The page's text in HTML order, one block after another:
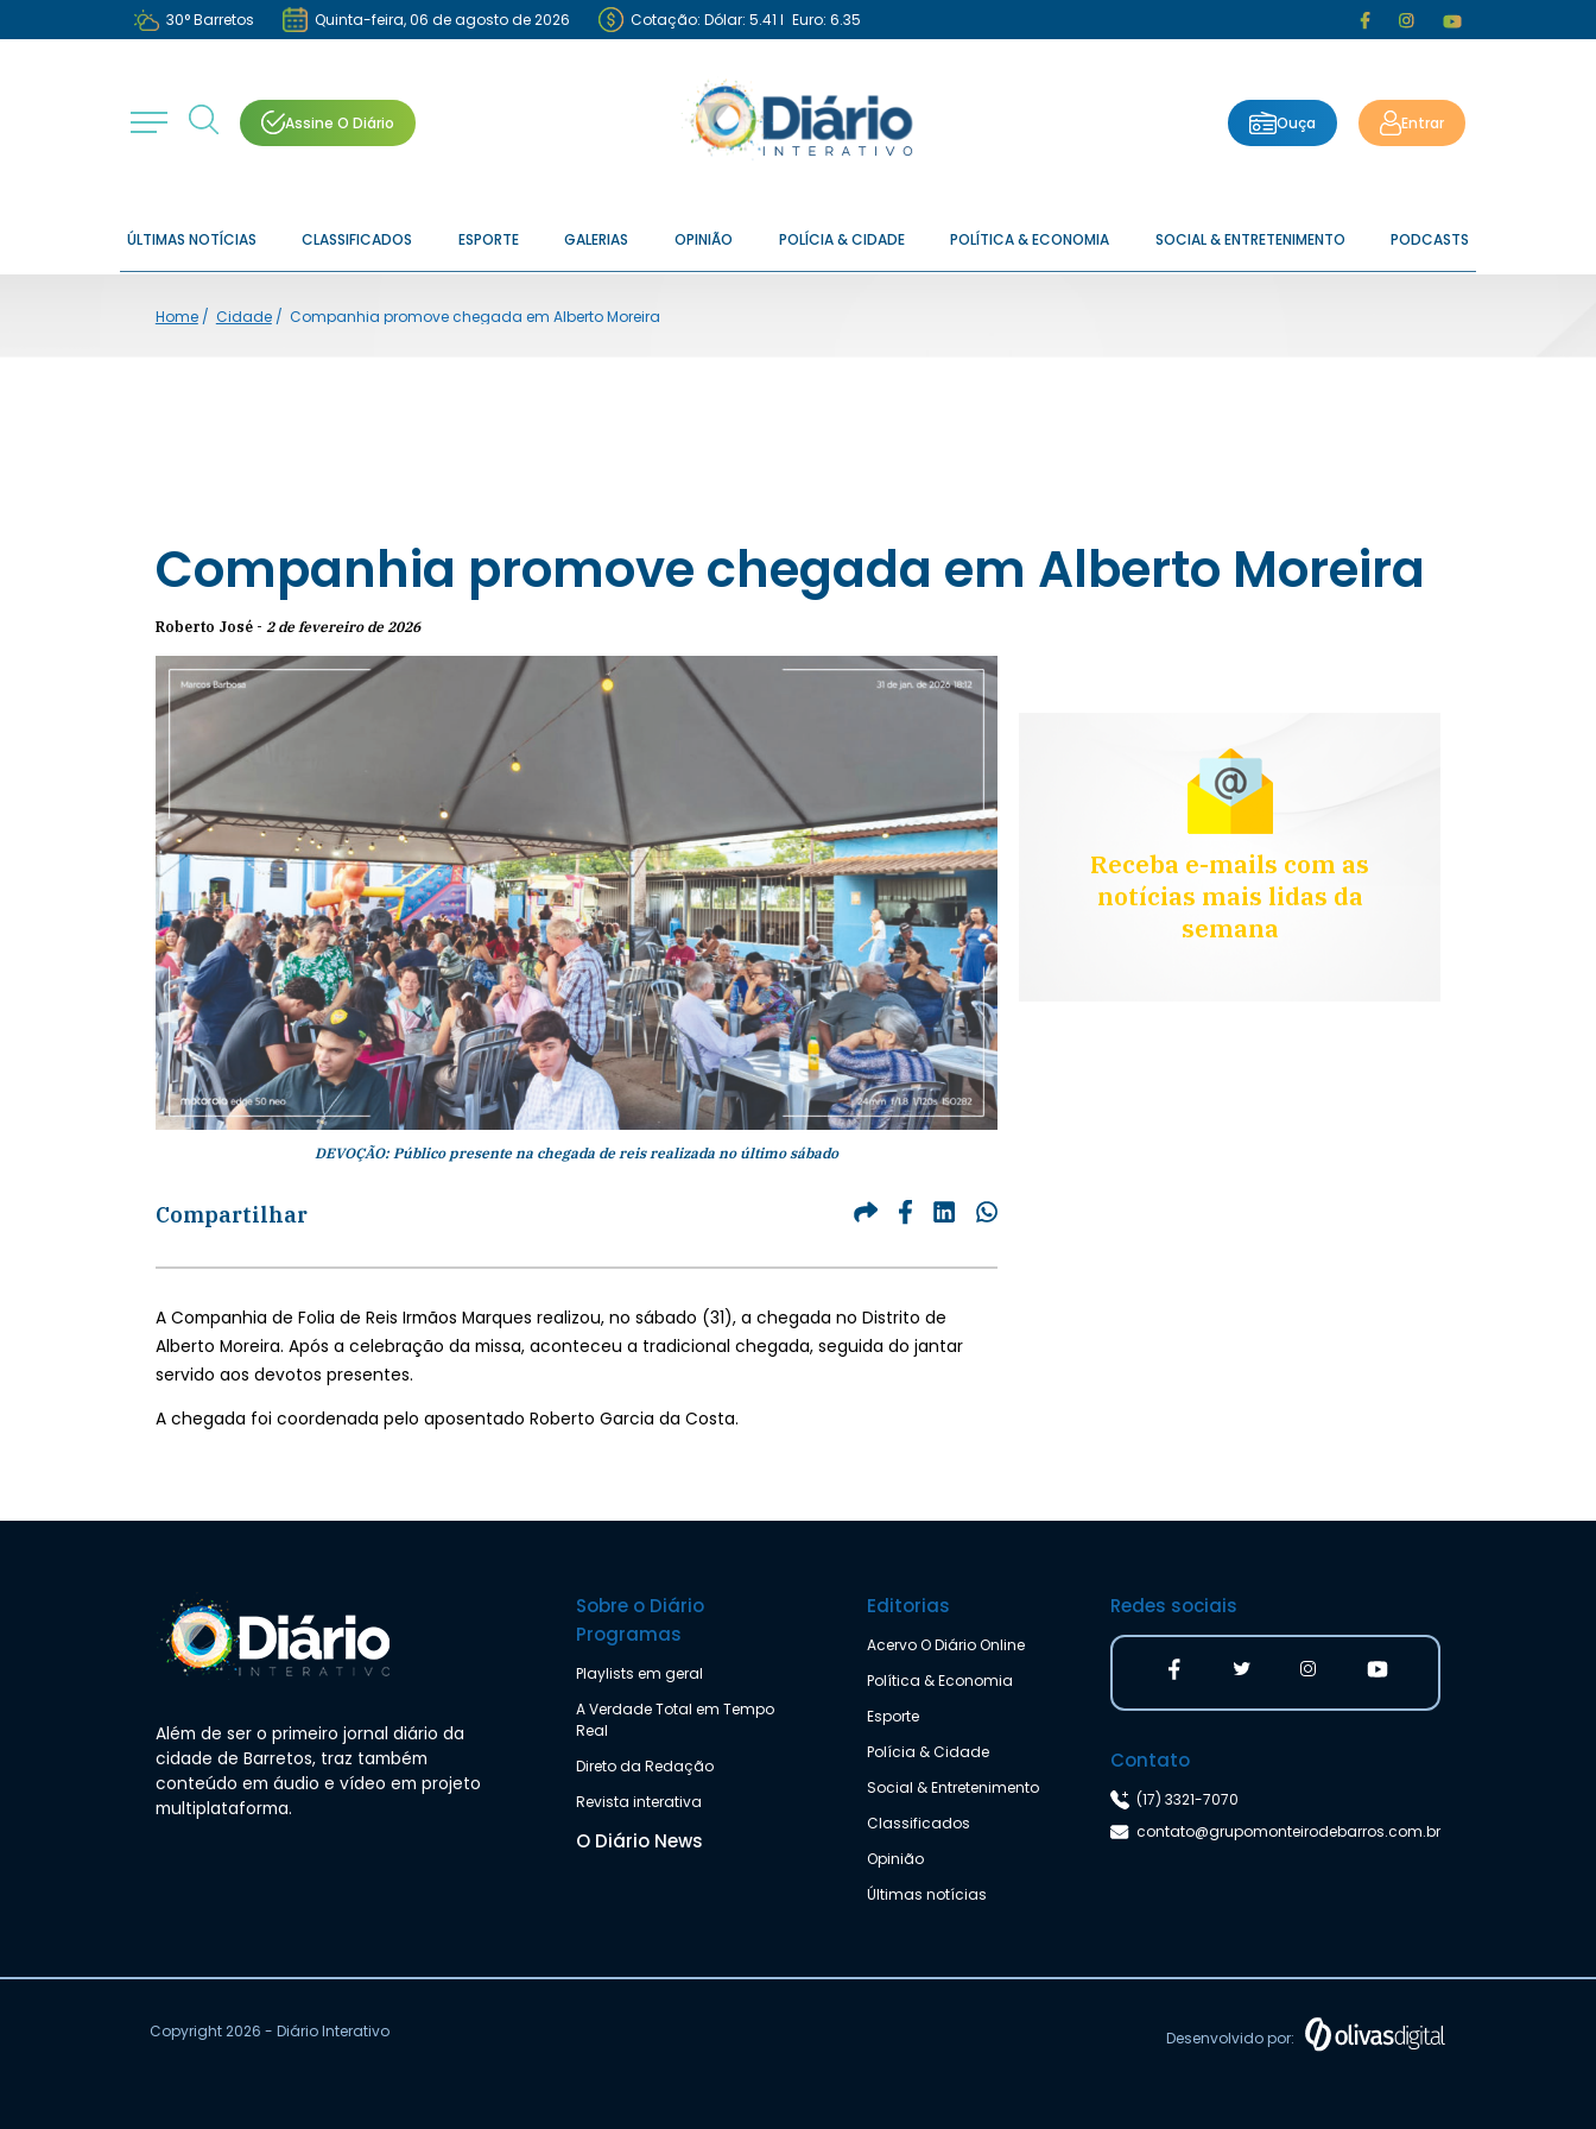
30°Barretos Quinta-feira, 06 de agosto de 2026 Cotação: Dólar: 5.41 I Euro: 6.35
Assine O Diário Ouça Entrar
ÚLTIMAS NOTÍCIAS CLASSIFICADOS ESPORTE GALERIAS OPINIÃO POLÍCIA & CIDADE POLÍTICA & ECONOMIA SOCIAL & ENTRETENIMENTO PODCASTS
Home/ Cidade/ Companhia promove chegada em Alberto Moreira
Companhia promove chegada em Alberto Moreira
Roberto José - 2 de fevereiro de 2026
DEVOÇÃO: Público presente na chegada de reis realizada no último sábado
Compartilhar
A Companhia de Folia de Reis Irmãos Marques realizou, no sábado (31), a chegada no Distrito de
Alberto Moreira. Após a celebração da missa, aconteceu a tradicional chegada, seguida do jantar
servido aos devotos presentes.
A chegada foi coordenada pelo aposentado Roberto Garcia da Costa.
Receba e-mails com as
notícias mais lidas da
semana
Além de ser o primeiro jornal diário da
cidade de Barretos, traz também
conteúdo em áudio e vídeo em projeto
multiplataforma.
Sobre o Diário
Programas
Playlists em geral
A Verdade Total em Tempo
Real
Direto da Redação
Revista interativa
O Diário News
Editorias
Acervo O Diário Online
Política & Economia
Esporte
Polícia & Cidade
Social & Entretenimento
Classificados
Opinião
Últimas notícias
Redes sociais
Contato
(17) 3321-7070
contato@grupomonteirodebarros.com.br
Copyright 2026 - Diário Interativo Desenvolvido por: